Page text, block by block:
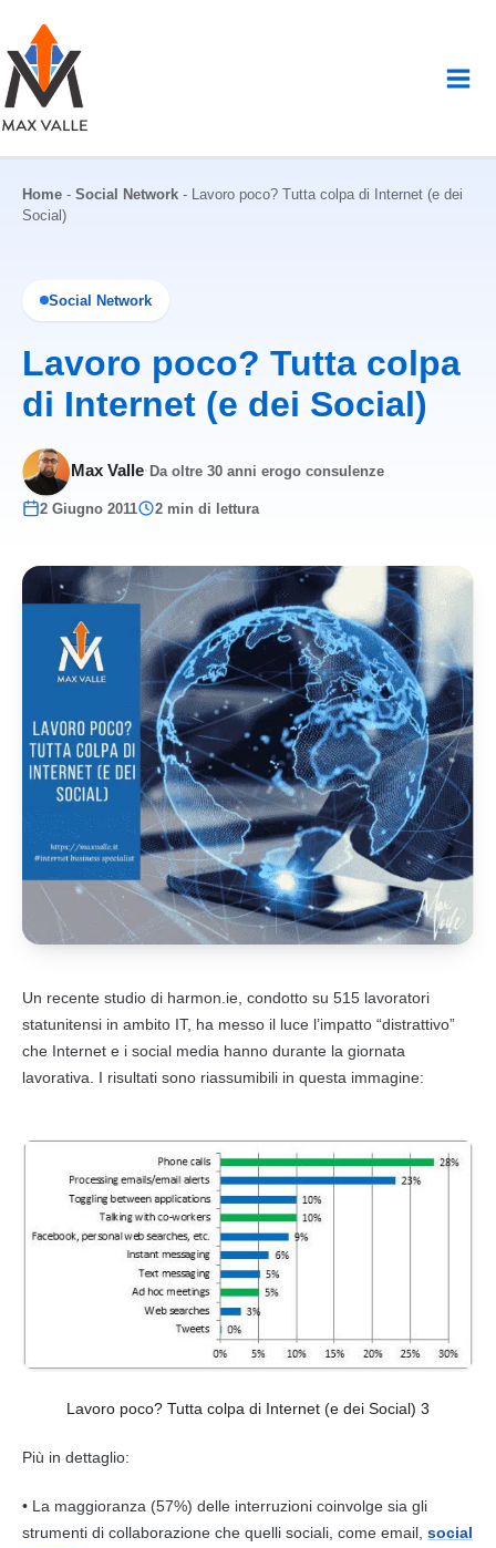
contenuto
Home - Social Network - Lavoro poco? Tutta colpa di Internet (e dei
Social)
Social Network
Lavoro poco? Tutta colpa
di Internet (e dei Social)
Max Valle· Da oltre 30 anni erogo consulenze
2 Giugno 2011 2 min di lettura
Un recente studio di harmon.ie, condotto su 515 lavoratori
statunitensi in ambito IT, ha messo il luce l’impatto “distrattivo”
che Internet e i social media hanno durante la giornata
lavorativa. I risultati sono riassumibili in questa immagine:
Lavoro poco? Tutta colpa di Internet (e dei Social) 3
Più in dettaglio:
• La maggioranza (57%) delle interruzioni coinvolge sia gli
strumenti di collaborazione che quelli sociali, come email, social